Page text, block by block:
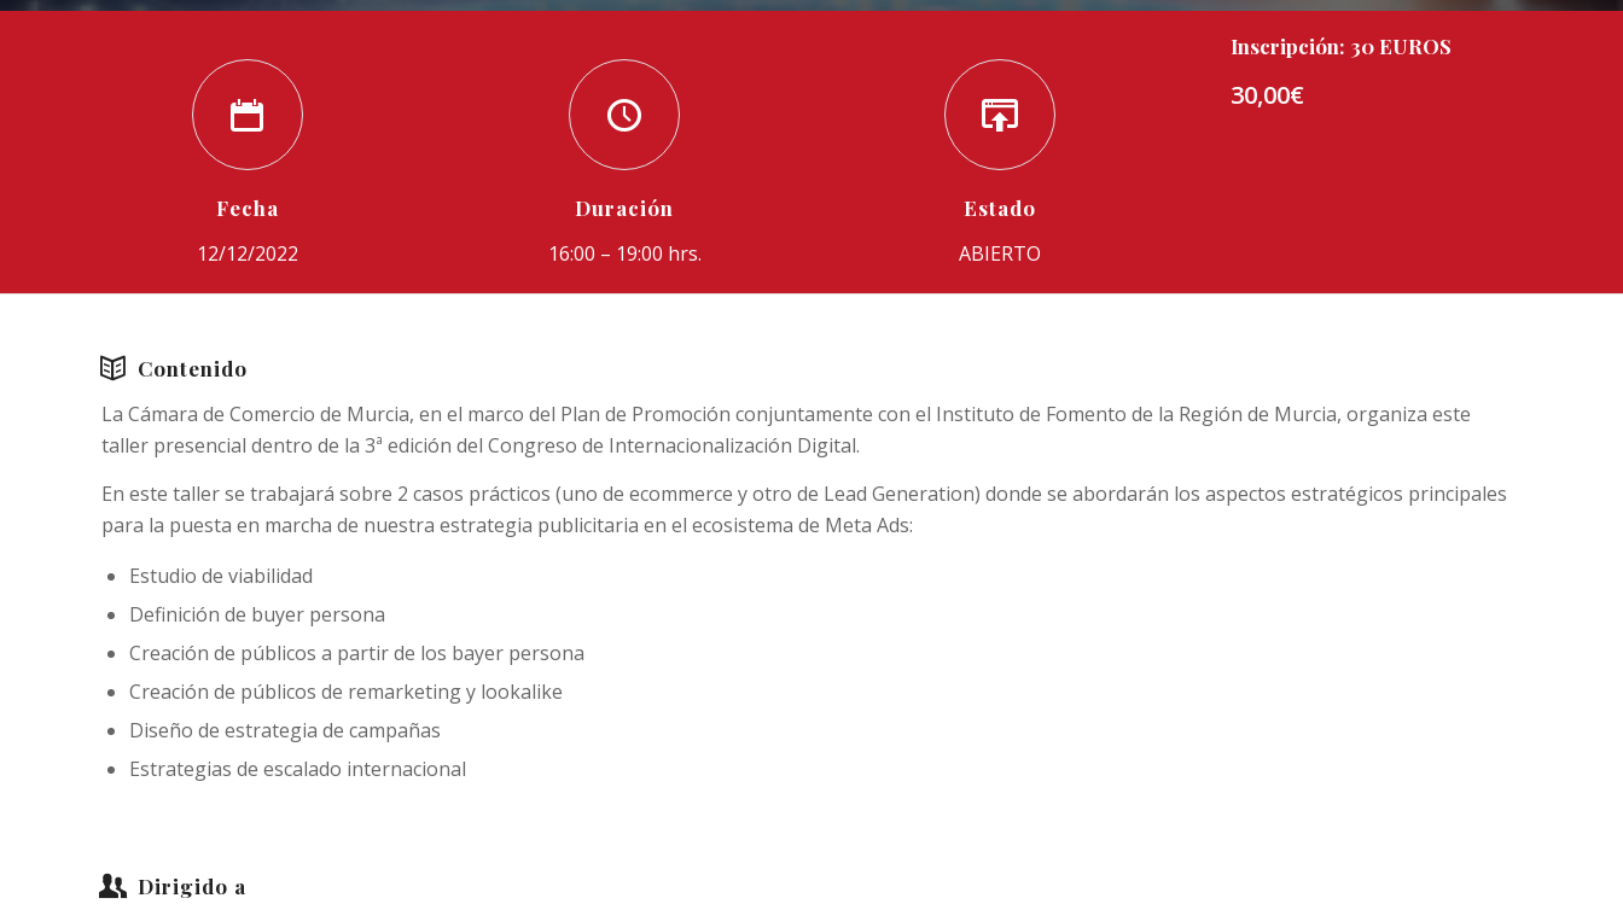
Fecha
12/12/2022
Duración
16:00 – 19:00 hrs.
Estado
ABIERTO
Inscripción: 30 EUROS
30,00€
Contenido
La Cámara de Comercio de Murcia, en el marco del Plan de Promoción conjuntamente con el Instituto de Fomento de la Región de Murcia, organiza este
taller presencial dentro de la 3ª edición del Congreso de Internacionalización Digital.
En este taller se trabajará sobre 2 casos prácticos (uno de ecommerce y otro de Lead Generation) donde se abordarán los aspectos estratégicos principales
para la puesta en marcha de nuestra estrategia publicitaria en el ecosistema de Meta Ads:
Estudio de viabilidad
Definición de buyer persona
Creación de públicos a partir de los bayer persona
Creación de públicos de remarketing y lookalike
Diseño de estrategia de campañas
Estrategias de escalado internacional
Dirigido a